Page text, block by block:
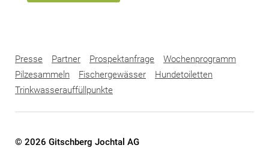
Presse Partner Prospektanfrage
Wochenprogramm
Pilzesammeln
Fischergewässer
Hundetoiletten
Trinkwasserauffüllpunkte
© 2026 Gitschberg Jochtal AG